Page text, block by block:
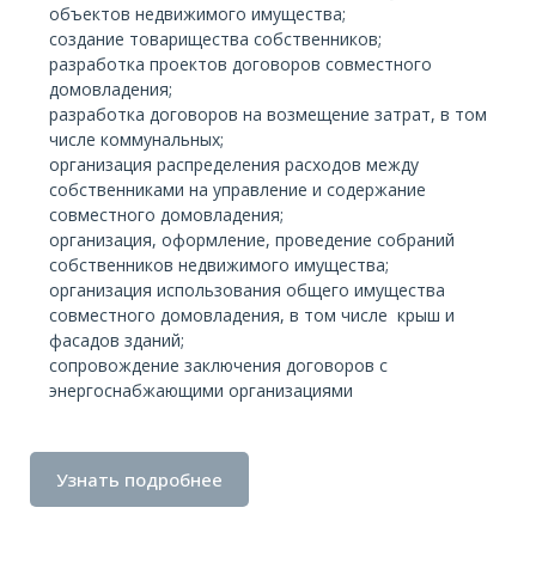
объектов недвижимого имущества;
создание товарищества собственников;
разработка проектов договоров совместного
домовладения;
разработка договоров на возмещение затрат, в том
числе коммунальных;
организация распределения расходов между
собственниками на управление и содержание
совместного домовладения;
организация, оформление, проведение собраний
собственников недвижимого имущества;
организация использования общего имущества
совместного домовладения, в том числе крыш и
фасадов зданий;
сопровождение заключения договоров с
энергоснабжающими организациями
Узнать подробнее